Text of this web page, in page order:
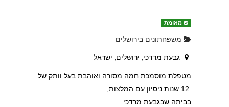
מאומת
משפחתונים בירושלים
גבעת מרדכי, ירושלים, ישראל
מטפלת מוסמכת חמה מסורה ואוהבת בעל וותק של
בביתה שבגבעת מרדכי.